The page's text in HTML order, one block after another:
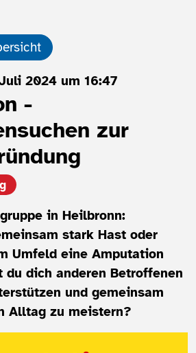
2024 um 16:47
-
zur
in Heilbronn:
stark Hast oder
Umfeld eine Amputation
dich anderen Betroffenen
und gemeinsam
Alltag zu meistern?